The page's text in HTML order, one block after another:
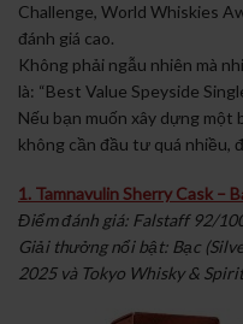
Challenge, World Whiskies
đánh giá cao.
Không phải ngẫu nhiên mà
là: “Best Value Speyside
Nếu bạn muốn xây dựng
không cần đầu tư quá nhiều,
1. Tamnavulin Sherry Cask –
Điểm đánh giá: Falstaff 92/
Giải thưởng nổi bật: Bạc
2025 và Tokyo Whisky &